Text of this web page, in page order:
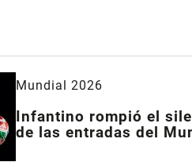
Mundial 2026
Infantino rompió el
de las entradas del